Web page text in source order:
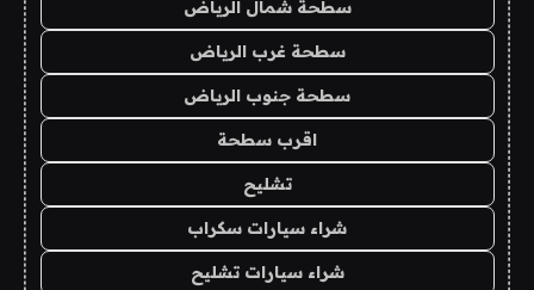
سطحة شمال الرياض
سطحة غرب الرياض
سطحة جنوب الرياض
اقرب سطحة
تشليح
شراء سيارات سكراب
شراء سيارات تشليح